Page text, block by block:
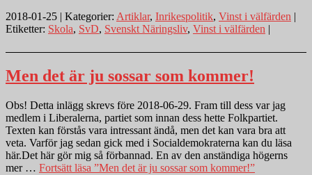
2018-01-25 | Kategorier: Artiklar, Inrikespolitik, Vinst i välfärden |
Etiketter: Skola, SvD, Svenskt Näringsliv, Vinst i välfärden |
Men det är ju sossar som kommer!
Obs! Detta inlägg skrevs före 2018-06-29. Fram till dess var jag
medlem i Liberalerna, partiet som innan dess hette Folkpartiet.
Texten kan förstås vara intressant ändå, men det kan vara bra att
veta. Varför jag sedan gick med i Socialdemokraterna kan du läsa
här.Det här gör mig så förbannad. En av den anständiga högerns
mer … Fortsätt läsa ”Men det är ju sossar som kommer!”